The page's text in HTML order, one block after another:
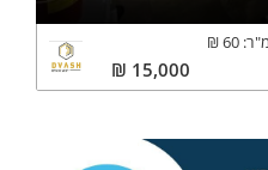
60
₪
15,000
₪